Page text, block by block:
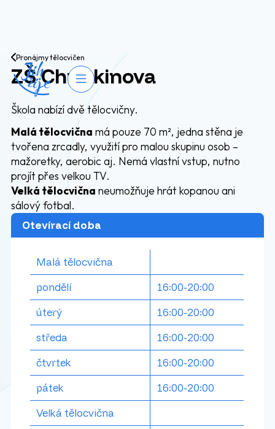
Přejít na obsah
Otevřít navigaci
Pronájmy tělocvičen
ZŠ Chrjukinova
Škola nabízí dvě tělocvičny.
Malá tělocvična má pouze 70 m², jedna stěna je
tvořena zrcadly, využití pro malou skupinu osob –
mažoretky, aerobic aj. Nemá vlastní vstup, nutno
projít přes velkou TV.
Velká tělocvična neumožňuje hrát kopanou ani
sálový fotbal.
Otevírací doba
Malá tělocvična
pondělí
16:00-20:00
úterý
16:00-20:00
středa
16:00-20:00
čtvrtek
16:00-20:00
pátek
16:00-20:00
Velká tělocvična